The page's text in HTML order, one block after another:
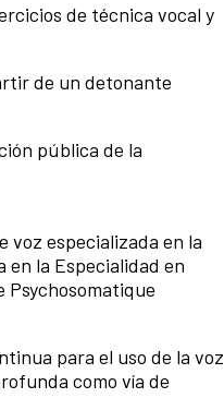
de técnica vocal y
de un detonante
pública de la
voz especializada en la
en la Especialidad en
Psychosomatique
para el uso de la voz
como vía de